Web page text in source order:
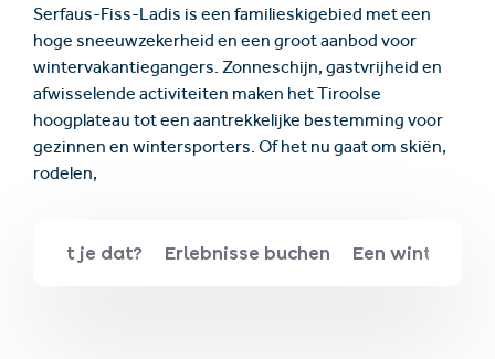
Serfaus-Fiss-Ladis is een familieskigebied met een
hoge sneeuwzekerheid en een groot aanbod voor
wintervakantiegangers. Zonneschijn, gastvrijheid en
afwisselende activiteiten maken het Tiroolse
hoogplateau tot een aantrekkelijke bestemming voor
gezinnen en wintersporters. Of het nu gaat om skiën,
rodelen,
Wist je dat? Erlebnisse buchen Een winter vol